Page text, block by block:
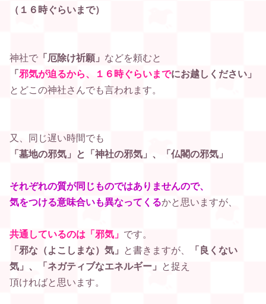
（１６時ぐらいまで）
神社で 「厄除け祈願」 などを頼むと
「 邪気が迫るから、１６時ぐらいまでにお越しください」
と どこの神社さんでも言われます。
又、同じ遅い時間でも
「墓地の邪気」と「神社の邪気」、「仏閣の邪気」
それぞれの質が同じものではありませんので、
気をつける意味合いも異なってくるかと思いますが、
共通しているのは「邪気」 です。
「邪な（よこしまな）気」
と書きますが、
「良くない
気」、
「ネガティブなエネルギー」
と捉え
頂ければと思います。